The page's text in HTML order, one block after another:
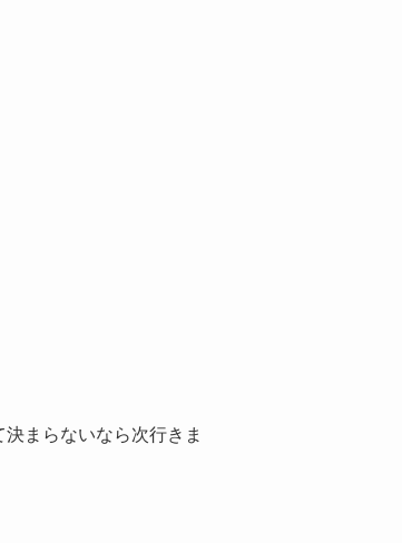
まらないなら次行きま